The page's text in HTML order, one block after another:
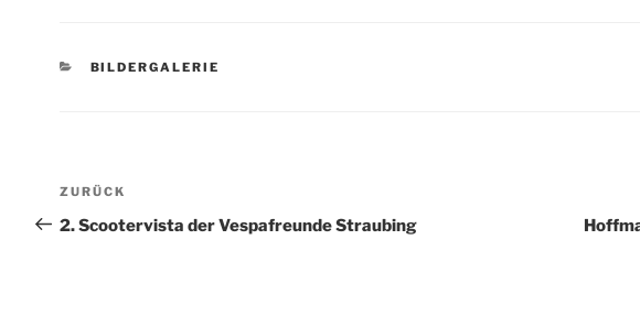
KATEGORIEN
BILDERGALERIE
Beitragsnavigation
Vorheriger
Beitrag
ZURÜCK
2. Scootervista der Vespafreunde Straubing